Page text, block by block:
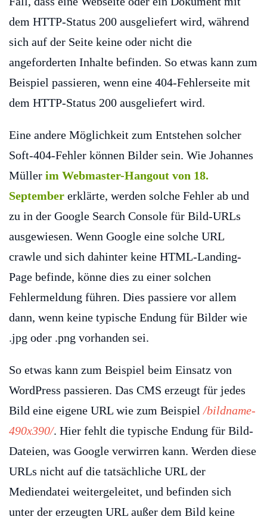
dem HTTP-Status 200 ausgeliefert wird, während
sich auf der Seite keine oder nicht die
angeforderten Inhalte befinden. So etwas kann zum
Beispiel passieren, wenn eine 404-Fehlerseite mit
dem HTTP-Status 200 ausgeliefert wird.
Eine andere Möglichkeit zum Entstehen solcher
Soft-404-Fehler können Bilder sein. Wie Johannes
Müller im Webmaster-Hangout von 18.
September erklärte, werden solche Fehler ab und
zu in der Google Search Console für Bild-URLs
ausgewiesen. Wenn Google eine solche URL
crawle und sich dahinter keine HTML-Landing-
Page befinde, könne dies zu einer solchen
Fehlermeldung führen. Dies passiere vor allem
dann, wenn keine typische Endung für Bilder wie
.jpg oder .png vorhanden sei.
So etwas kann zum Beispiel beim Einsatz von
WordPress passieren. Das CMS erzeugt für jedes
Bild eine eigene URL wie zum Beispiel/bildname-
490x390/. Hier fehlt die typische Endung für Bild-
Dateien, was Google verwirren kann. Werden diese
URLs nicht auf die tatsächliche URL der
Mediendatei weitergeleitet, und befinden sich
unter der erzeugten URL außer dem Bild keine